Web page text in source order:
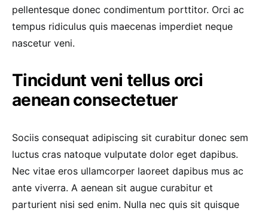
pellentesque donec condimentum porttitor. Orci ac
tempus ridiculus quis maecenas imperdiet neque
nascetur veni.
Tincidunt veni tellus orci
aenean consectetuer
Sociis consequat adipiscing sit curabitur donec sem
luctus cras natoque vulputate dolor eget dapibus.
Nec vitae eros ullamcorper laoreet dapibus mus ac
ante viverra. A aenean sit augue curabitur et
parturient nisi sed enim. Nulla nec quis sit quisque